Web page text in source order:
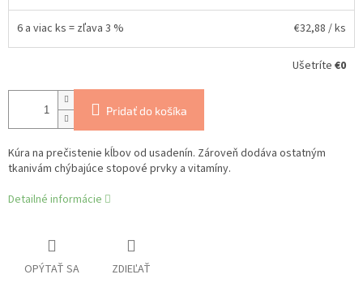
6 a viac ks = zľava 3 % €32,88 / ks
Ušetríte €0
Pridať do košíka
Kúra na prečistenie kĺbov od usadenín. Zároveň dodáva ostatným
tkanivám chýbajúce stopové prvky a vitamíny.
Detailné informácie
OPÝTAŤ SA ZDIEĽAŤ